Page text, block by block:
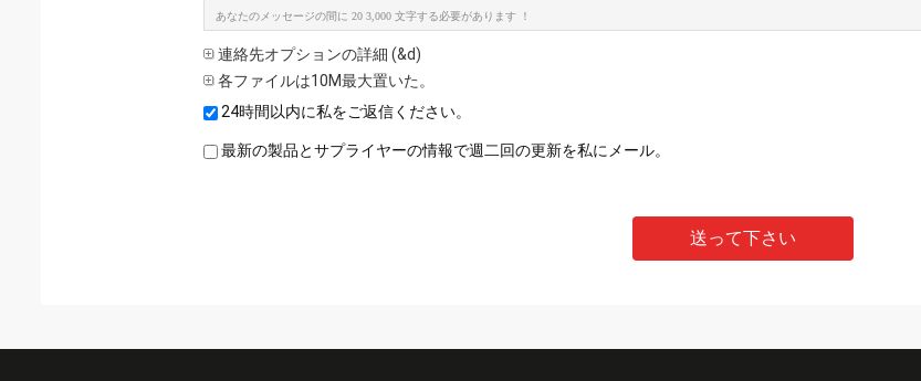
あなたのメッセージの間に 20 3,000 文字する必要があります ！
連絡先オプションの詳細 (&d)
各ファイルは10M最大置いた。
24時間以内に私をご返信ください。
最新の製品とサプライヤーの情報で週二回の更新を私にメール。